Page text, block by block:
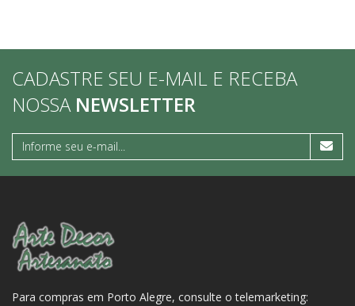
CADASTRE SEU E-MAIL E RECEBA
NOSSA NEWSLETTER
Para compras em Porto Alegre, consulte o telemarketing: